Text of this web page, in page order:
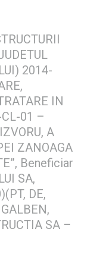
2014-
IN
CL-01 –
A
ZANOAGA
Beneficiar
SA,
DE,
SA –